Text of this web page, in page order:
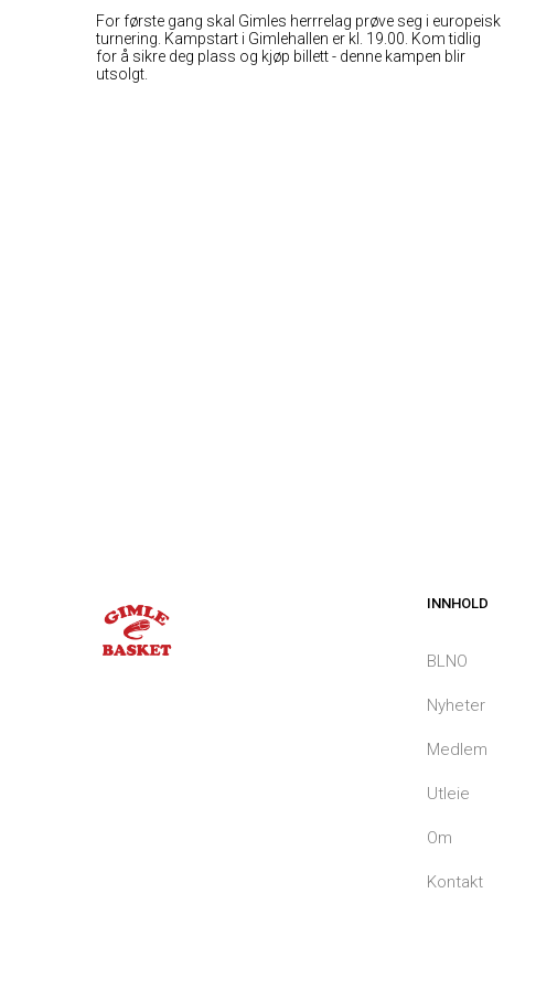
For første gang skal Gimles herrrelag prøve seg i europeisk
turnering. Kampstart i Gimlehallen er kl. 19.00. Kom tidlig
for å sikre deg plass og kjøp billett - denne kampen blir
utsolgt.
INNHOLD
BLNO
Nyheter
Medlem
Utleie
Om
Kontakt